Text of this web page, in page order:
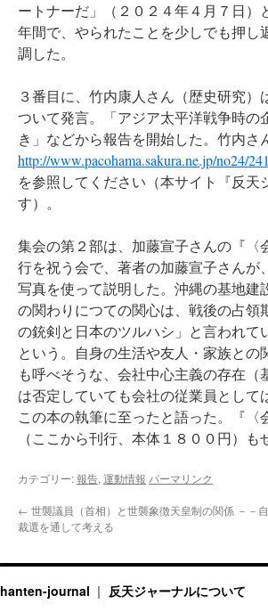
ートナーだ」（２０２４年４月７日）
年間で、やられたことを少しでも押
調した。
３番目に、竹内康人さん（歴史研究
ついて発言。「アジア太平洋戦争時
き」などから報告を開始した。竹内さ
http://www.pacohama.sakura.ne.jp/no24/
を参照してください（本サイト『反
す）。
集会の第２部は、加藤宣子さんの『〈
行を祝う会で、著者の加藤宣子さんが
写真を使って説明した。沖縄の基地建
の関わりにつての関心は、戦後の占
の銃剣と日本のツルハシ」と言われて
という。自身の生活や友人・家族と
も呼べそうな、会社中心主義の存在
は否定していても会社の従業員として
この本の執筆に至ったと語った。『〈
（ここから刊行、本体１８００円）も
カテゴリー:報告, 運動情報 パーマリンク
← 世襲議員（首相）と世襲象徴天皇制の関係 －－
裁選を通して考える
hanten-journal 反天ジャーナルについて